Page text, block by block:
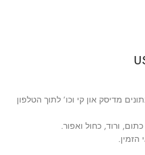
מדיסק און קי וכו’ לתוך הטלפון
ורוד, כחול ואפור.